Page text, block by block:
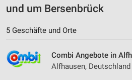
und um Bersenbrück
5 Geschäfte und Orte
Combi Angebote in
Alfhausen, Deutschland